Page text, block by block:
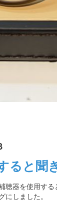
ると聞
聴器を使用す
にしました。